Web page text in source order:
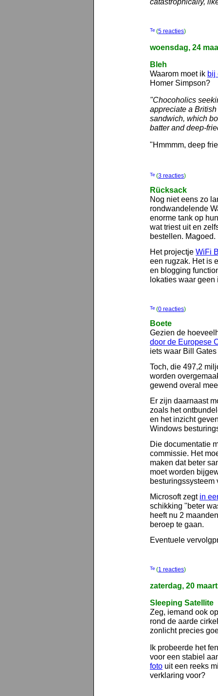
(5 reacties)
woensdag, 24
Bleh
Waarom moet ik bij
Homer Simpson?
"Chocoholics
appreciate a
sandwich, which
batter and deep-
"Hmmmm, deep
(3 reacties)
Rücksack
Nog niet eens zo
rondwandelende
enorme tank op
wat triest uit en
bestellen. Magoed.
Het projectje WiFi
een rugzak. Het is
en blogging
lokaties waar geen
(0 reacties)
Boete
Gezien de
door de Europese
iets waar Bill
Toch, die 497,2
worden
gewend overal
Er zijn daarnaast
zoals het
en het inzicht
Windows
Die documentatie
commissie. Het
maken dat beter
moet worden
besturingssysteem
Microsoft zegt in
schikking "beter
heeft nu 2
beroep te gaan.
Eventuele
(1 reacties)
zaterdag, 20
Sleeping Satellite
Zeg, iemand ook
rond de aarde
zonlicht precies
Ik probeerde het
voor een stabiel
foto uit een reeks
verklaring voor?